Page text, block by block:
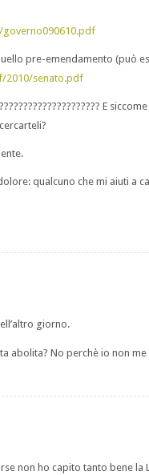
pre-emendamento (può
2010/senato.pdf
E
qualcuno che mi aiuti a
giorno.
abolita? No perchè io non
non ho capito tanto bene